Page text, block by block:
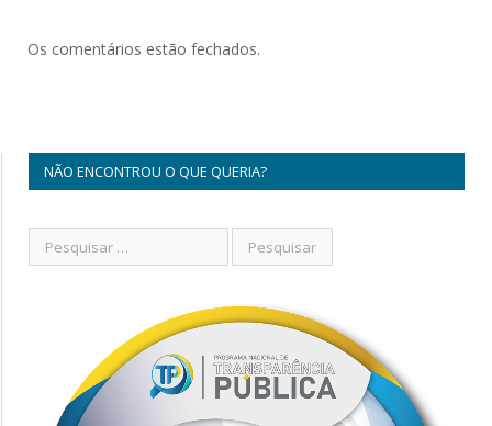
Os comentários estão fechados.
NÃO ENCONTROU O QUE QUERIA?